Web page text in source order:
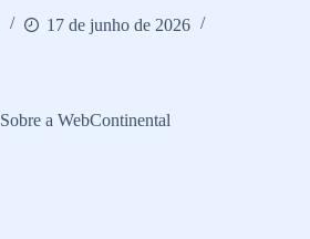
17 de junho de 2026
Sobre a WebContinental